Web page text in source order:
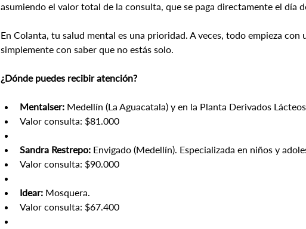
asumiendo el valor total de la consulta, que se paga directamente el día
En Colanta, tu salud mental es una prioridad. A veces, todo empieza
simplemente con saber que no estás solo.
¿Dónde puedes recibir atención?
Mentalser: Medellín (La Aguacatala) y en la Planta Derivados
Valor consulta: $81.000
Sandra Restrepo: Envigado (Medellín). Especializada en niños y
Valor consulta: $90.000
Idear: Mosquera.
Valor consulta: $67.400